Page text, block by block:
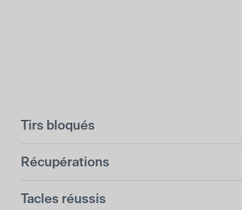
Tirs bloqués
Récupérations
Tacles réussis